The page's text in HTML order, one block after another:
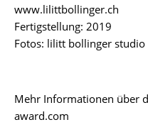
www.lilittbollinger.ch
Fertigstellung: 2019
Fotos: lilitt bollinger studio
Mehr Informationen über
award.com